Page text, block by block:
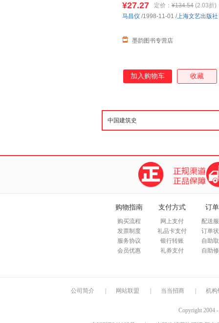
¥27.27 定价： ¥134.54 (2.03折)
墨韵图书专营店
马昌仪 /1998-11-01 /上海文艺出版社
加入购物车 收藏
购物指南
购买流程
发票制度
服务协议
会员优惠
支付方式
网上支付
礼品卡支付
银行转账
礼券支付
订
配送
订单
自助
自助
公司简介 网站联盟 当当招商 机构
Copyright 2004